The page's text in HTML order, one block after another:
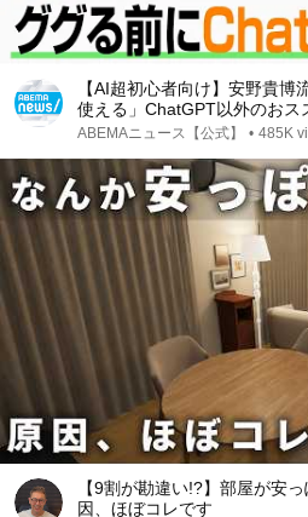
【AI超初心者向け】安野貴博
使える」ChatGPT以外のおス
メとは？｜アベヒル
ABEMAニュース【公式】 • 485K
【9割が勘違い!?】部屋が安
因、ほぼコレです